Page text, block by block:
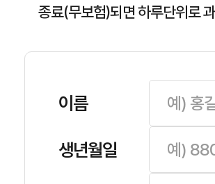
종료(무보험)되면 하루단위로
이름
생년월일